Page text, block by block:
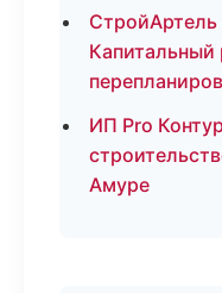
Капитальный
ИП Pro
Амуре